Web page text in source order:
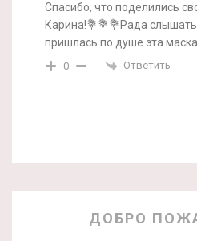
Спасибо, что поделились
Карина!💐💐💐Рада
пришлась по душе эта
0 Ответить
ДОБРО